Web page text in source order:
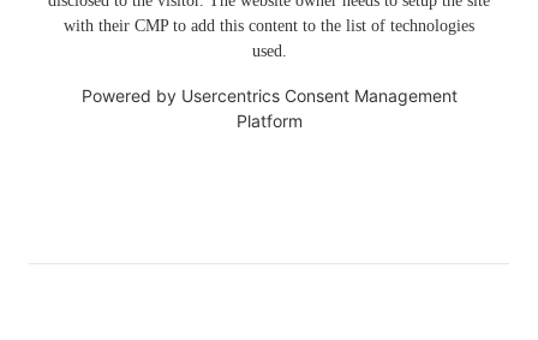
with their CMP to add this content to the list of technologies
used.
Powered by Usercentrics Consent Management
Platform